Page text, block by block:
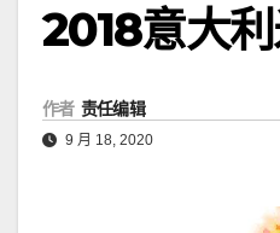
2018意大
作者 责任编辑
9 月 18, 2020